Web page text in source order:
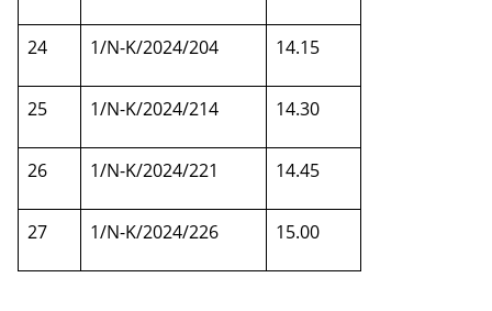
24 1/N-K/2024/204 14.15
25 1/N-K/2024/214 14.30
26 1/N-K/2024/221 14.45
27 1/N-K/2024/226 15.00